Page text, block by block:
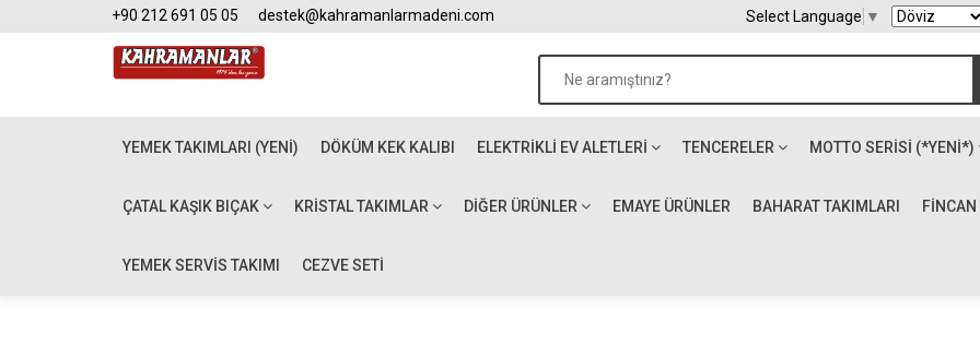
+90 212 691 05 05 destek@kahramanlarmadeni.com Select Language ▼
YEMEK TAKIMLARI (YENİ) DÖKÜM KEK KALIBI ELEKTRIKLI EV ALETLERI TENCERELER MOTTO SERİSİ (*YENİ*)
ÇATAL KAŞIK BIÇAK KRISTAL TAKIMLAR DIĞER ÜRÜNLER EMAYE ÜRÜNLER BAHARAT TAKIMLARI FİNCAN
YEMEK SERVİS TAKIMI CEZVE SETİ